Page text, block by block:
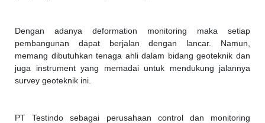
Dengan adanya deformation monitoring maka setiap
pembangunan dapat berjalan dengan lancar. Namun,
memang dibutuhkan tenaga ahli dalam bidang geoteknik dan
juga instrument yang memadai untuk mendukung jalannya
survey geoteknik ini.
PT Testindo sebagai perusahaan control dan monitoring